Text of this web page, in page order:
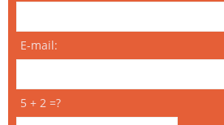
E-mail:
5 + 2 =?